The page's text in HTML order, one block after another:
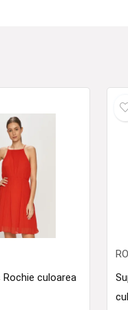
Rochie culoarea